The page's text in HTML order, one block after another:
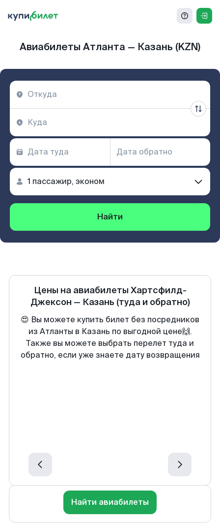
Авиабилеты Атланта — Казань (KZN)
Найти
Цены на авиабилеты Хартсфилд-
Джексон — Казань (туда и обратно)
😍 Вы можете купить билет без посредников
из Атланты в Казань по выгодной цене🙌.
Также вы можете выбрать перелет туда и
обратно, если уже знаете дату возвращения
Найти авиабилеты